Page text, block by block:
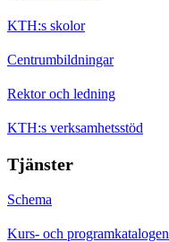
KTH:s skolor
Centrumbildningar
Rektor och ledning
KTH:s verksamhetsstöd
Tjänster
Schema
Kurs- och programkatalogen